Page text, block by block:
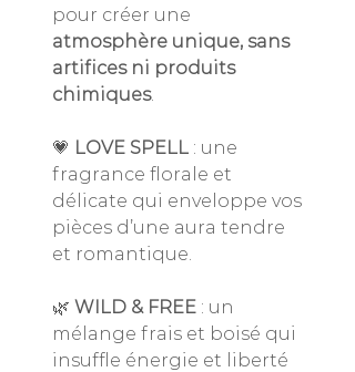
pour créer une
atmosphère unique, sans
artifices ni produits
chimiques.
💗 LOVE SPELL : une
fragrance florale et
délicate qui enveloppe vos
pièces d’une aura tendre
et romantique.
🌿 WILD & FREE : un
mélange frais et boisé qui
insuffle énergie et liberté